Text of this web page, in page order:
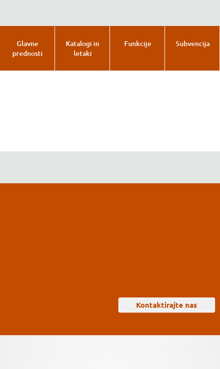
Glavne
prednosti
Katalogi in
letaki
Funkcije Subvencija
Kontaktirajte nas